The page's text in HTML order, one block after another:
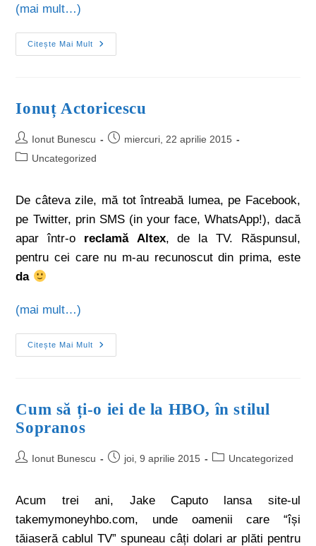
(mai mult…)
Citește Mai Mult
Ionuț Actoricescu
Ionut Bunescu
miercuri, 22 aprilie 2015
Uncategorized
De câteva zile, mă tot întreabă lumea, pe Facebook,
pe Twitter, prin SMS (in your face, WhatsApp!), dacă
apar într-o reclamă Altex, de la TV. Răspunsul,
pentru cei care nu m-au recunoscut din prima, este
da
(mai mult…)
Citește Mai Mult
Cum să ți-o iei de la HBO, în stilul
Sopranos
Ionut Bunescu joi, 9 aprilie 2015 Uncategorized
Acum trei ani, Jake Caputo lansa site-ul
takemymoneyhbo.com, unde oamenii care “își
tăiaseră cablul TV” spuneau câți dolari ar plăti pentru